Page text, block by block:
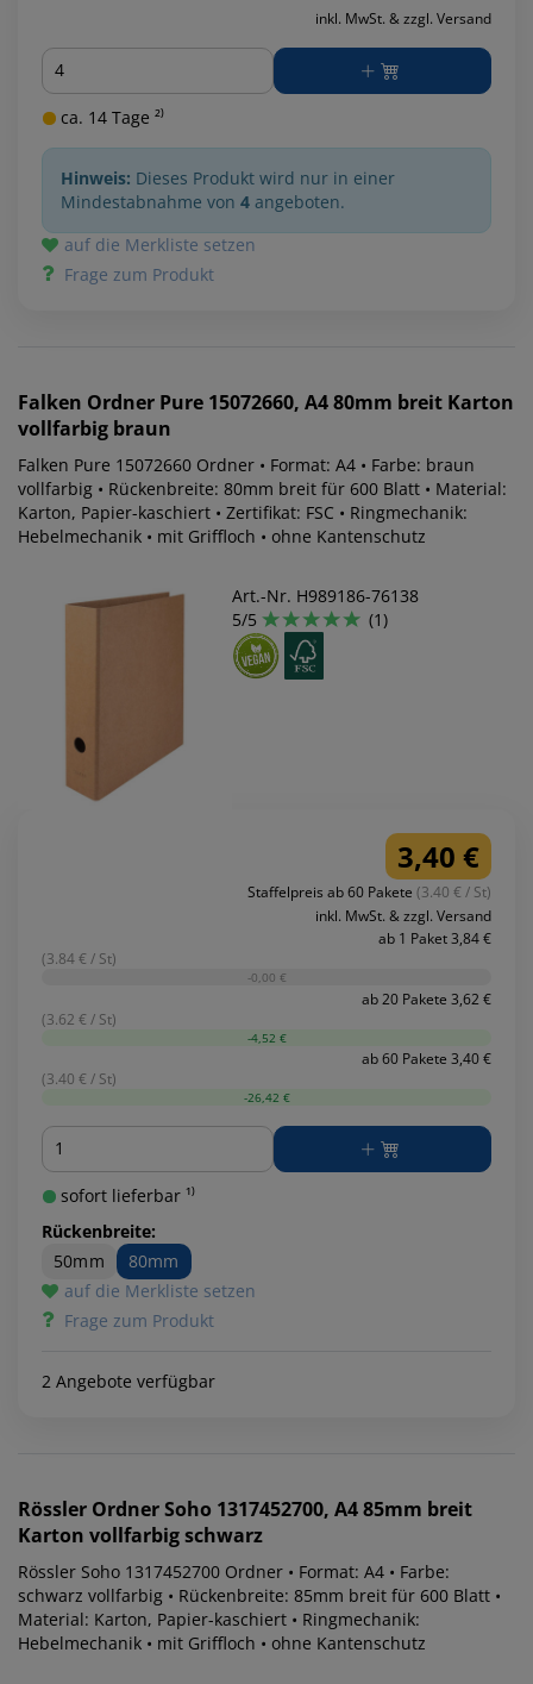
inkl. MwSt. & zzgl. Versand
Menge
ca. 14 Tage ²⁾
Hinweis: Dieses Produkt wird nur in einer
Mindestabnahme von 4 angeboten.
auf die Merkliste setzen
Frage zum Produkt
Falken Ordner Pure 15072660, A4 80mm breit Karton
vollfarbig braun
Falken Pure 15072660 Ordner • Format: A4 • Farbe: braun
vollfarbig • Rückenbreite: 80mm breit für 600 Blatt • Material:
Karton, Papier-kaschiert • Zertifikat: FSC • Ringmechanik:
Hebelmechanik • mit Griffloch • ohne Kantenschutz
Art.-Nr. H989186-76138
5/5
(1)
3,40 €
Staffelpreis ab 60 Pakete (3.40 € / St)
inkl. MwSt. & zzgl. Versand
ab 1 Paket 3,84 €
(3.84 € / St)
-0,00 €
ab 20 Pakete 3,62 €
(3.62 € / St)
-4,52 €
ab 60 Pakete 3,40 €
(3.40 € / St)
-26,42 €
Menge
sofort lieferbar ¹⁾
Rückenbreite:
50mm
80mm
auf die Merkliste setzen
Frage zum Produkt
2 Angebote verfügbar
Rössler Ordner Soho 1317452700, A4 85mm breit
Karton vollfarbig schwarz
Rössler Soho 1317452700 Ordner • Format: A4 • Farbe:
schwarz vollfarbig • Rückenbreite: 85mm breit für 600 Blatt •
Material: Karton, Papier-kaschiert • Ringmechanik:
Hebelmechanik • mit Griffloch • ohne Kantenschutz